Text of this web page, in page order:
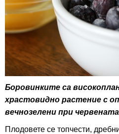
Боровинките са
храстовидно растение с
вечнозелени при
Плодовете се топчести,